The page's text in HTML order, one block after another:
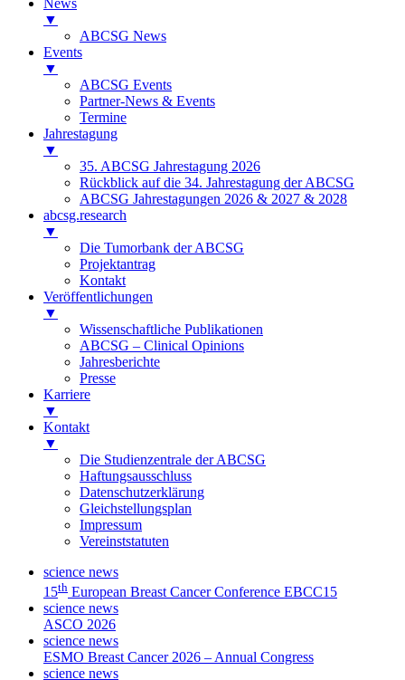
News
▼
ABCSG News
Events
▼
ABCSG Events
Partner-News & Events
Termine
Jahrestagung
▼
35. ABCSG Jahrestagung 2026
Rückblick auf die 34. Jahrestagung der ABCSG
ABCSG Jahrestagungen 2026 & 2027 & 2028
abcsg.research
▼
Die Tumorbank der ABCSG
Projektantrag
Kontakt
Veröffentlichungen
▼
Wissenschaftliche Publikationen
ABCSG – Clinical Opinions
Jahresberichte
Presse
Karriere
▼
Kontakt
▼
Die Studienzentrale der ABCSG
Haftungsausschluss
Datenschutzerklärung
Gleichstellungsplan
Impressum
Vereinststatuten
science news
15th European Breast Cancer Conference EBCC15
science news
ASCO 2026
science news
ESMO Breast Cancer 2026 – Annual Congress
science news